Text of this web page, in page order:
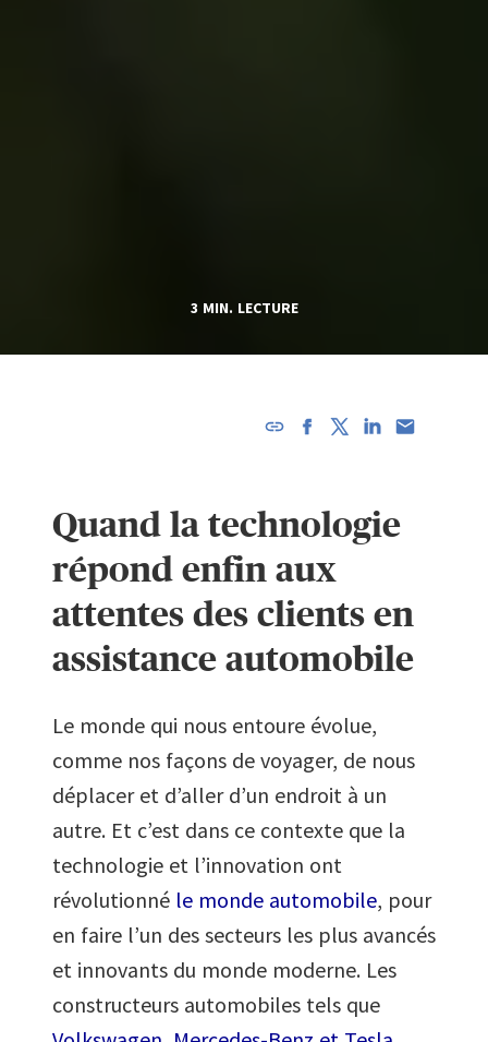
3 MIN. LECTURE
dans le
papier
Quand la technologie
répond enfin aux
attentes des clients en
assistance automobile
Le monde qui nous entoure évolue,
comme nos façons de voyager, de nous
déplacer et d’aller d’un endroit à un
autre. Et c’est dans ce contexte que la
technologie et l’innovation ont
révolutionné le monde automobile, pour
en faire l’un des secteurs les plus avancés
et innovants du monde moderne. Les
constructeurs automobiles tels que